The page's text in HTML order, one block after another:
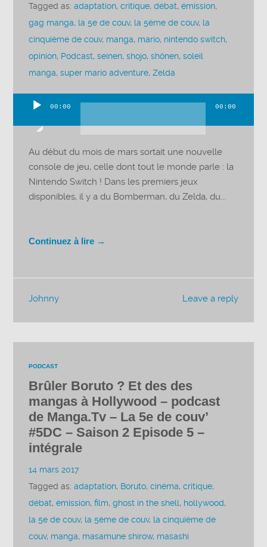
Tagged as:adaptation,critique,débat,émission,
gag manga, la 5e de couv, la 5ème de couv, la
cinquième de couv, manga, mario, nintendo switch,
opinion, Podcast,seinen,shojo,shônen,soleil
manga,super mario adventure,Zelda
audio
00:00 00:00
Au début du mois de mars sortait une nouvelle
console de jeu, celle dont tout le monde parle : la
Nintendo Switch ! Dans les premiers jeux
disponibles, il y a du Bomberman, du Zelda, du...
Continuez à lire →
Leave a reply
Johnny
PODCAST
Brûler Boruto ? Et des des
mangas à Hollywood – podcast
de Manga.Tv – La 5e de couv’
#5DC – Saison 2 Episode 5 –
intégrale
14 mars 2017
Tagged as:adaptation, Boruto,cinéma,critique,
débat,émission,film,ghost in the shell, hollywood,
la 5e de couv, la 5ème de couv, la cinquième de
couv, manga, masamune shirow, masashi